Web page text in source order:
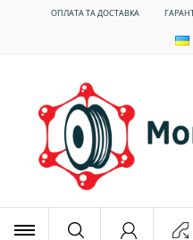
ОПЛАТА ТА ДОСТАВКА